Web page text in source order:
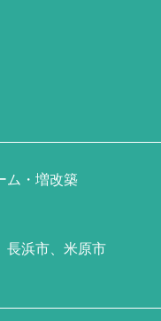
ム・増改築
長浜市、米原市